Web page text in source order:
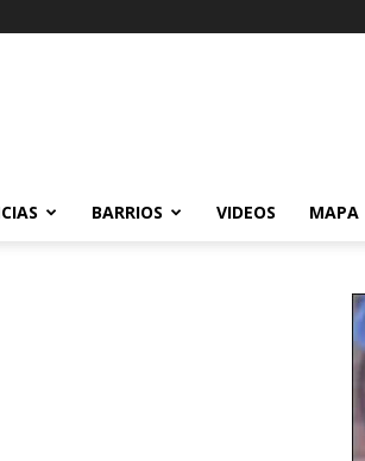
BARRIOS VIDEOS MAPA